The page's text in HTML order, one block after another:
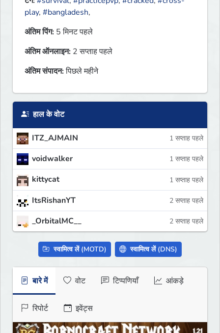
play, #bangladesh,
अंतिम पिंग: 5 मिनट पहले
अंतिम ऑनलाइन: 2 सप्ताह पहले
अंतिम संपादन:पिछले महीने
हाल के वोट
ITZ_AJMAIN 1 सप्ताह पहले
voidwalker 1 सप्ताह पहले
kittycat 1 सप्ताह पहले
ItsRishanYT 2 सप्ताह पहले
_OrbitalMC__ 2 सप्ताह पहले
स्वामित्व लें (MOTD) स्वामित्व लें (DNS)
बारे में वोट टिप्पणियाँ आंकड़े
रिपोर्ट इवेंट्स